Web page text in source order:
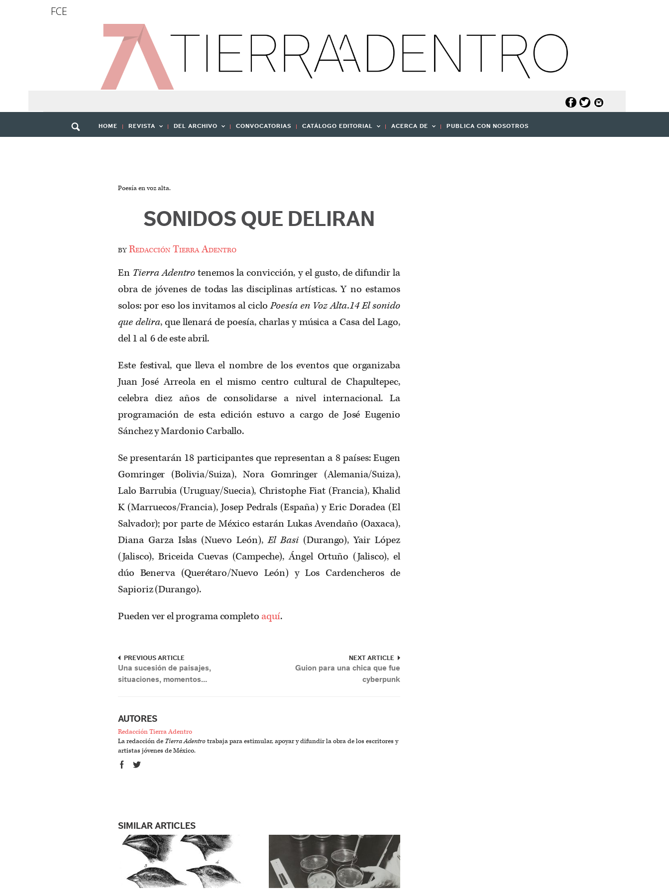
FCE
HOME REVISTA DEL ARCHIVO CONVOCATORIAS CATÁLOGO EDITORIAL ACERCA DE PUBLICA CON NOSOTROS
Poesía en voz alta.
SONIDOS QUE DELIRAN
byRedacción Tierra Adentro
En Tierra Adentrotenemos la convicción, y el gusto, de difundir la
obra de jóvenes de todas las disciplinas artísticas. Y no estamos
solos: por eso los invitamos al cicloPoesía en Voz Alta.14 El sonido
que delira, que llenará de poesía, charlas y música a Casa del Lago,
del 1 al 6 de este abril.
Este festival, que lleva el nombre de los eventos que organizaba
Juan José Arreola en el mismo centro cultural de Chapultepec,
celebra diez años de consolidarse a nivel internacional. La
programación de esta edición estuvo a cargo de José Eugenio
Sánchez y Mardonio Carballo.
Se presentarán 18 participantes que representan a 8 países: Eugen
Gomringer (Bolivia/Suiza), Nora Gomringer (Alemania/Suiza),
Lalo Barrubia (Uruguay/Suecia), Christophe Fiat (Francia), Khalid
K (Marruecos/Francia), Josep Pedrals (España) y Eric Doradea (El
Salvador); por parte de México estarán Lukas Avendaño (Oaxaca),
Diana Garza Islas (Nuevo León),El Basi(Durango), Yair López
(Jalisco), Briceida Cuevas (Campeche), Ángel Ortuño (Jalisco), el
dúo Benerva (Querétaro/Nuevo León) y Los Cardencheros de
Sapioriz (Durango).
Pueden ver el programa completoaquí.
PREVIOUS ARTICLE
Una sucesión de paisajes,
situaciones, momentos…
NEXT ARTICLE
Guion para una chica que fue
cyberpunk
AUTORES
Redacción Tierra Adentro
La redacción de Tierra Adentrotrabaja para estimular, apoyar y difundir la obra de los escritores y
artistas jóvenes de México.
SIMILAR ARTICLES